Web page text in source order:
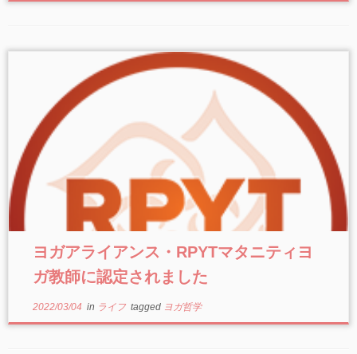
ヨガアライアンス・RPYTマタニティヨ
ガ教師に認定されました
2022/03/04 in ライフ tagged ヨガ哲学